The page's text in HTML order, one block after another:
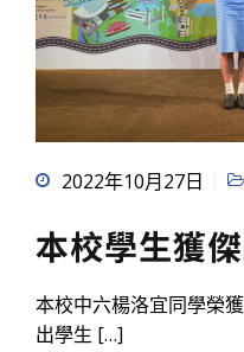
2022年10月27日
本校學生獲
本校中六楊洛宜同學榮
出學生 […]